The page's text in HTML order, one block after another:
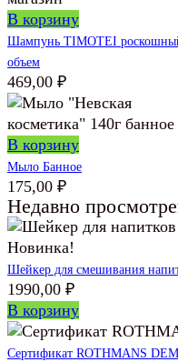
В корзину
Шампунь TIMOTEI
объем
469,00 ₽
В корзину
Мыло Банное
175,00 ₽
Недавно
Новинка!
Шейкер для смешивания
1990,00 ₽
В корзину
Сертификат ROTHMANS